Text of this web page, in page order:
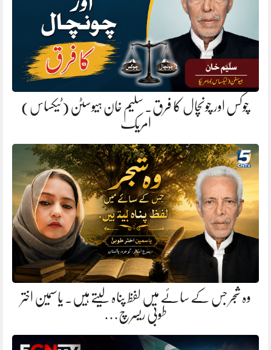
چوکس اور چونچال کا فرق. سلیم خان ہیوسٹن (ٹیکساس)
امریک
وہ شجر جس کے سائے میں لفظ پناہ لیتے ہیں. یاسمین اختر
طوبیٰ ریسرچ…